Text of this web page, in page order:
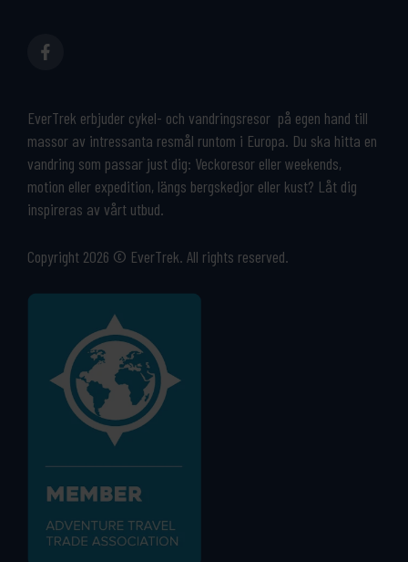
EverTrek erbjuder cykel- och vandringsresor på egen hand till
massor av intressanta resmål runtom i Europa. Du ska hitta en
vandring som passar just dig: Veckoresor eller weekends,
motion eller expedition, längs bergskedjor eller kust? Låt dig
inspireras av vårt utbud.
Copyright 2026 © EverTrek. All rights reserved.